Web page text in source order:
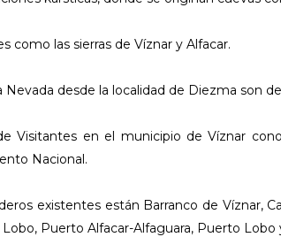
como las sierras de Víznar y Alfacar.
Nevada desde la localidad de Diezma son
Visitantes en el municipio de Víznar
Nacional.
existentes están Barranco de Víznar,
Puerto Alfacar-Alfaguara, Puerto Lobo